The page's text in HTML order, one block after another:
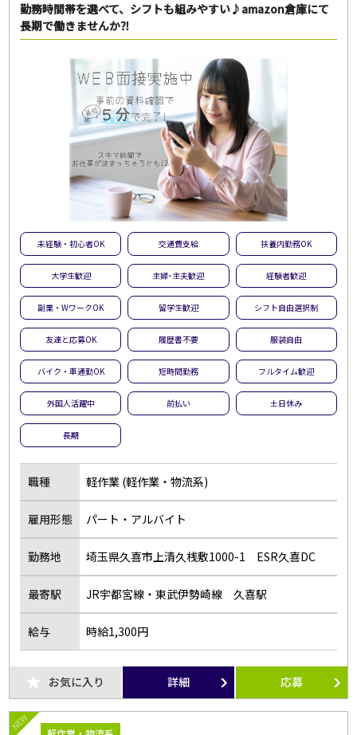
勤務時間帯を選べて、シフトも組みやすい♪amazon倉庫にて
長期で働きませんか⁈
未経験・初心者OK 交通費支給 扶養内勤務OK
大学生歓迎 主婦･主夫歓迎 経験者歓迎
副業・WワークOK 留学生歓迎 シフト自由選択制
友達と応募OK 履歴書不要 服装自由
バイク・車通勤OK 短時間勤務 フルタイム歓迎
外国人活躍中 前払い 土日休み
長期
職種 軽作業 (軽作業・物流系)
雇用形態 パート・アルバイト
勤務地 埼玉県久喜市上清久桟敷1000-1 ESR久喜DC
最寄駅 JR宇都宮線・東武伊勢崎線 久喜駅
給与 時給1,300円
お気に入り 詳細 応募
NEW